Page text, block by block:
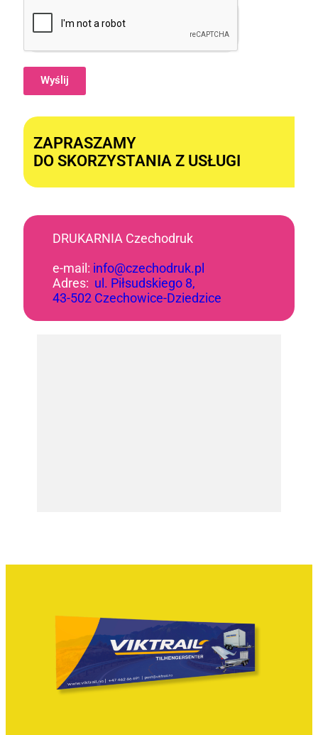
Wyślij
ZAPRASZAMY
DO SKORZYSTANIA Z USŁUGI
DRUKARNIA Czechodruk
e-mail: info@czechodruk.pl
Adres: ul. Piłsudskiego 8,
43-502 Czechowice-Dziedzice